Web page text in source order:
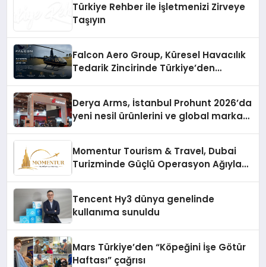
Türkiye Rehber ile İşletmenizi Zirveye
Taşıyın
Falcon Aero Group, Küresel Havacılık
Tedarik Zincirinde Türkiye’den
Derya Arms, İstanbul Prohunt 2026’da
yeni nesil ürünlerini ve global marka
Momentur Tourism & Travel, Dubai
Turizminde Güçlü Operasyon Ağıyla
Tencent Hy3 dünya genelinde
kullanıma sunuldu
Mars Türkiye’den “Köpeğini İşe Götür
Haftası” çağrısı